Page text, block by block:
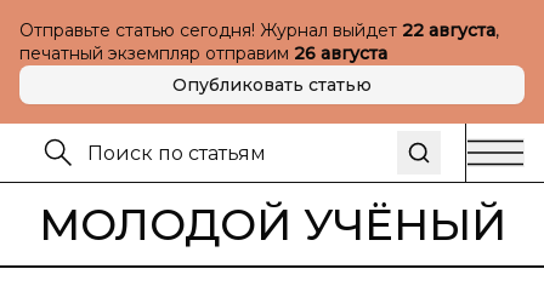
Отправьте статью сегодня! Журнал выйдет 22 августа,
печатный экземпляр отправим 26 августа
Опубликовать статью
МОЛОДОЙ УЧЁНЫЙ